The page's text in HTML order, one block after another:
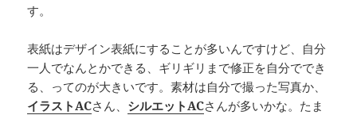
す。
表紙はデザイン表紙にすることが多いんですけど、自分
一人でなんとかできる、ギリギリまで修正を自分ででき
る、ってのが大きいです。素材は自分で撮った写真か、
イラストACさん、 シルエットACさんが多いかな。たま